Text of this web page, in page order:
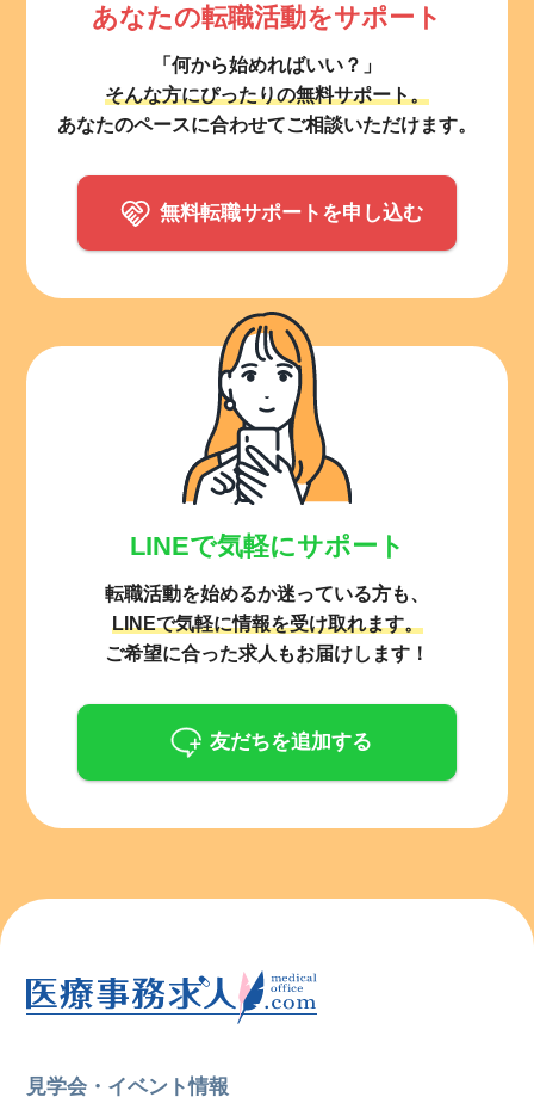
あなたの転職活動をサポート
「何から始めればいい？」
そんな方にぴったりの無料サポート。
あなたのペースに合わせてご相談いただけます。
無料転職サポートを申し込む
LINEで気軽にサポート
転職活動を始めるか迷っている方も、
LINEで気軽に情報を受け取れます。
ご希望に合った求人もお届けします！
友だちを追加する
見学会・イベント情報